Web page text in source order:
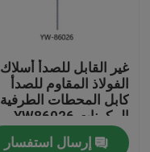
معلومات عنا
جولة في المعمل
غير القابل للصدأ أسلاك
الفولاذ المقاوم للصدأ
كابل المحطات الطرفية
المكونات YW86026
إرسال استفسار